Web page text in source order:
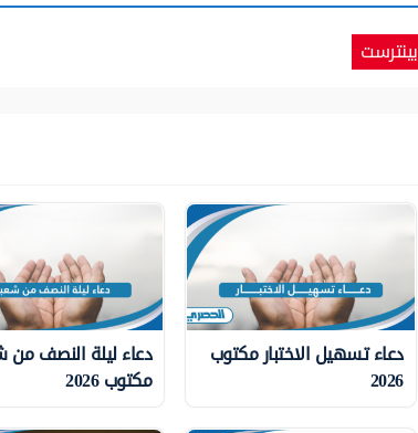
بينترست
دعاء تسهيل الاختبار مكتوب
2026
دعاء ليلة النصف من
مكتوب 2026